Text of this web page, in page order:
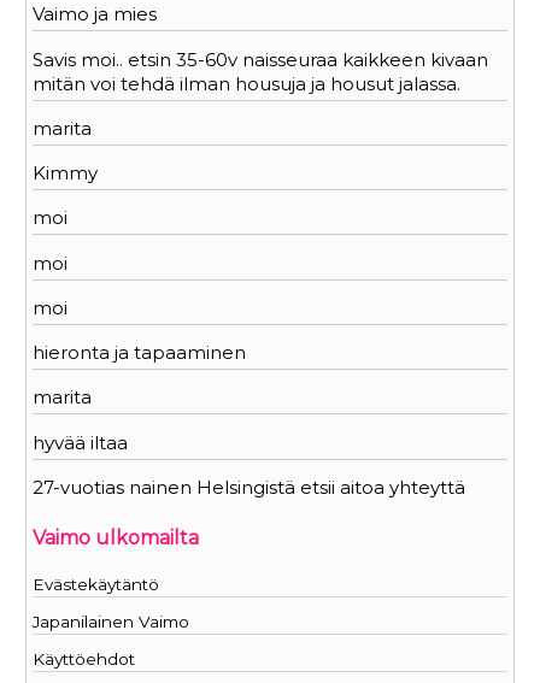
Vaimo ja mies
Savis moi.. etsin 35-60v naisseuraa kaikkeen kivaan
mitän voi tehdä ilman housuja ja housut jalassa.
marita
Kimmy
moi
moi
moi
hieronta ja tapaaminen
marita
hyvää iltaa
27-vuotias nainen Helsingistä etsii aitoa yhteyttä
Vaimo ulkomailta
Evästekäytäntö
Japanilainen Vaimo
Käyttöehdot